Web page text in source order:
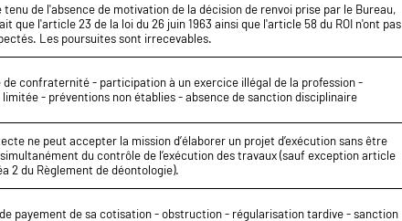
tenu de l'absence de motivation de la décision de renvoi prise par le Bureau,
que l'article 23 de la loi du 26 juin 1963 ainsi que l'article 58 du ROI n'ont pas
Les poursuites sont irrecevables.
de confraternité - participation à un exercice illégal de la profession -
limitée - préventions non établies - absence de sanction disciplinaire
ne peut accepter la mission d’élaborer un projet d’exécution sans être
du contrôle de l’exécution des travaux (sauf exception article
2 du Règlement de déontologie).
payement de sa cotisation - obstruction - régularisation tardive - sanction